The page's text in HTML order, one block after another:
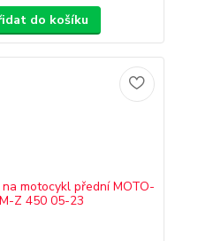
do košíku